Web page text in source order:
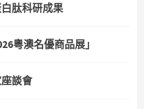
肽科研成果
粵澳名優商品展」
談會